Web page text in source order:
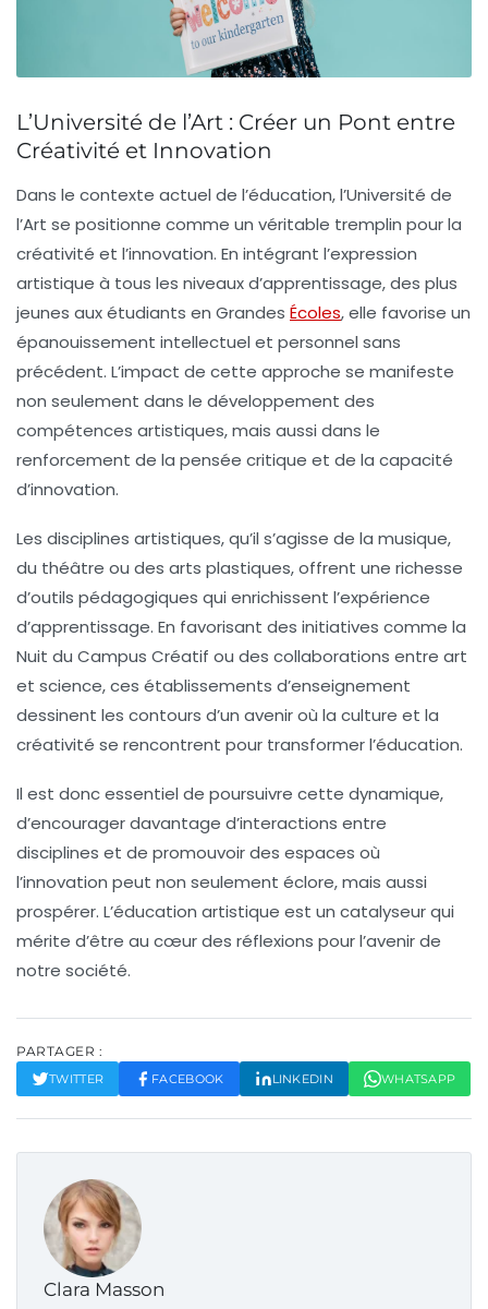
L’Université de l’Art : Créer un Pont entre
Créativité et Innovation
Dans le contexte actuel de l’éducation, l’Université de
l’Art se positionne comme un véritable tremplin pour la
créativité et l’innovation. En intégrant l’expression
artistique à tous les niveaux d’apprentissage, des plus
jeunes aux étudiants en Grandes Écoles, elle favorise un
épanouissement intellectuel et personnel sans
précédent. L’impact de cette approche se manifeste
non seulement dans le développement des
compétences artistiques, mais aussi dans le
renforcement de la pensée critique et de la capacité
d’innovation.
Les disciplines artistiques, qu’il s’agisse de la musique,
du théâtre ou des arts plastiques, offrent une richesse
d’outils pédagogiques qui enrichissent l’expérience
d’apprentissage. En favorisant des initiatives comme la
Nuit du Campus Créatif ou des collaborations entre art
et science, ces établissements d’enseignement
dessinent les contours d’un avenir où la culture et la
créativité se rencontrent pour transformer l’éducation.
Il est donc essentiel de poursuivre cette dynamique,
d’encourager davantage d’interactions entre
disciplines et de promouvoir des espaces où
l’innovation peut non seulement éclore, mais aussi
prospérer. L’éducation artistique est un catalyseur qui
mérite d’être au cœur des réflexions pour l’avenir de
notre société.
PARTAGER :
TWITTER FACEBOOK LINKEDIN WHATSAPP
Clara Masson